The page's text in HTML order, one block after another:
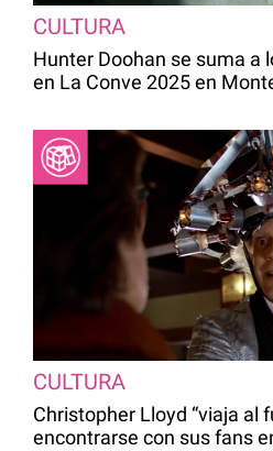
CULTURA
Hunter Doohan se suma a
en La Conve 2025 en
CULTURA
Christopher Lloyd “viaja al
encontrarse con sus fans